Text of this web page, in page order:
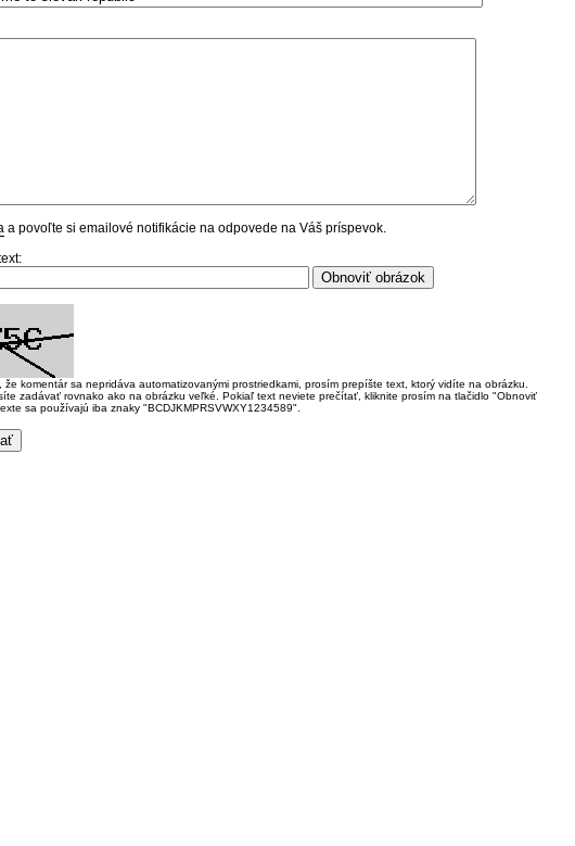
a povoľte si emailové notifikácie na odpovede na Váš príspevok.
že komentár sa nepridáva automatizovanými prostriedkami, prosím prepíšte text, ktorý vidíte na obrázku.
zadávať rovnako ako na obrázku veľké. Pokiaľ text neviete prečítať, kliknite prosím na tlačidlo "Obnoviť
sa používajú iba znaky "BCDJKMPRSVWXY1234589".